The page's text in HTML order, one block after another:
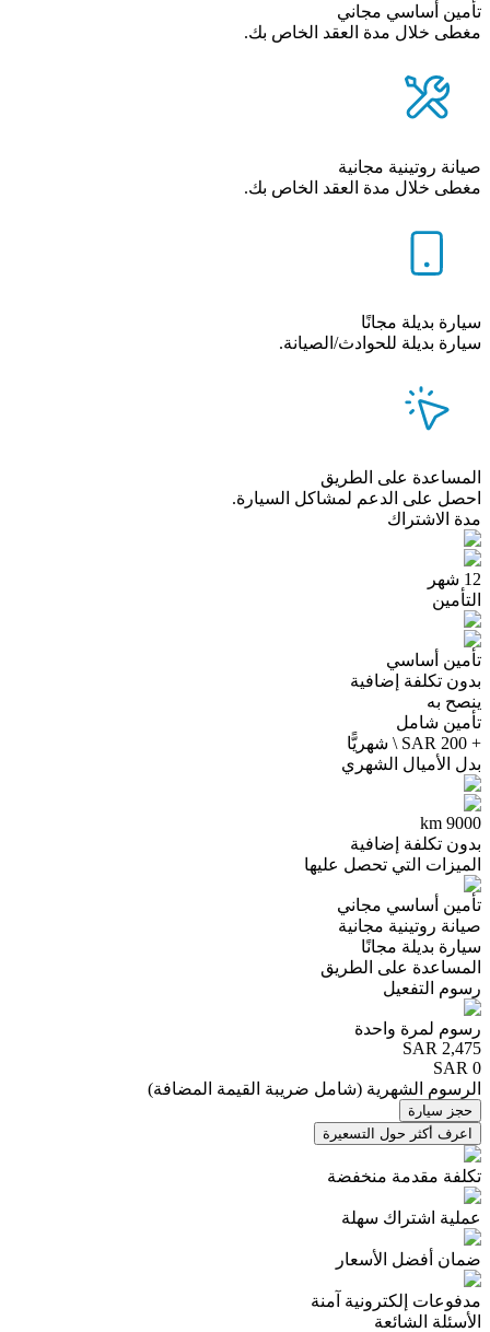
تأمين أساسي مجاني
مغطى خلال مدة العقد الخاص بك.
صيانة روتينية مجانية
مغطى خلال مدة العقد الخاص بك.
سيارة بديلة مجانًا
سيارة بديلة للحوادث/الصيانة.
المساعدة على الطريق
احصل على الدعم لمشاكل السيارة.
مدة الاشتراك
12 شهر
التأمين
تأمين أساسي
بدون تكلفة إضافية
ينصح به
تأمين شامل
+ 200 SAR \ شهريًّا
بدل الأميال الشهري
9000 km
بدون تكلفة إضافية
الميزات التي تحصل عليها
تأمين أساسي مجاني
صيانة روتينية مجانية
سيارة بديلة مجانًا
المساعدة على الطريق
رسوم التفعيل
رسوم لمرة واحدة
SAR 2,475
SAR 0
الرسوم الشهرية (شامل ضريبة القيمة المضافة)
حجز سيارة
اعرف أكثر حول التسعيرة
تكلفة مقدمة منخفضة
عملية اشتراك سهلة
ضمان أفضل الأسعار
مدفوعات إلكترونية آمنة
الأسئلة الشائعة